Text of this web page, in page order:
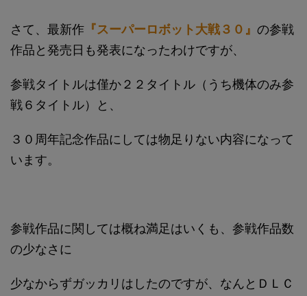
さて、最新作 『スーパーロボット大戦３０』 の参戦
作品と発売日も発表になったわけですが、
参戦タイトルは僅か２２タイトル（うち機体のみ参
戦６タイトル）と、
３０周年記念作品にしては物足りない内容になって
います。
参戦作品に関しては概ね満足はいくも、参戦作品数
の少なさに
少なからずガッカリはしたのですが、なんとＤＬＣ